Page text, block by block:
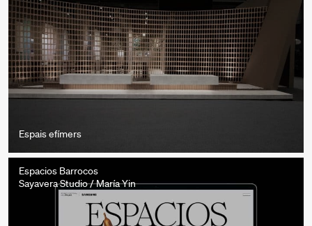
Espais efímers
Espacios Barrocos
Sayavera Studio / María Yin